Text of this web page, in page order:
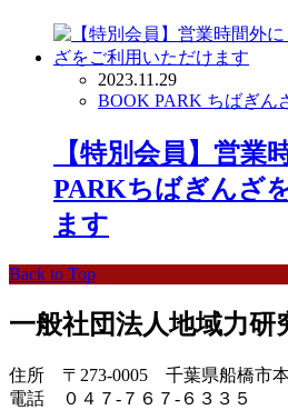
2023.11.29
BOOK PARK ちばぎん
【特別会員】営業
PARKちばぎんざ
ます
Back to Top
一般社団法人地域力研
住所 〒273-0005 千葉県船橋市本
電話 ０４７-７６７-６３３５